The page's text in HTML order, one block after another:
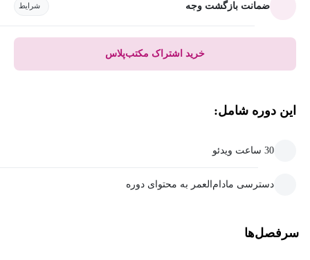
ضمانت بازگشت وجه شرایط
خرید اشتراک مکتب‌پلاس
این دوره شامل:
30 ساعت ویدئو
دسترسی مادام‌العمر به محتوای دوره
سرفصل‌ها